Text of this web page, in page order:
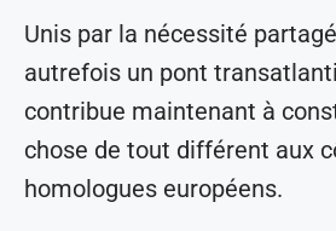
Unis par la nécessité
autrefois un pont
contribue maintenant à
chose de tout différent aux
homologues européens.